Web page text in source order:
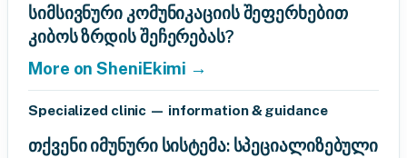
სიმსივნური კომუნიკაციის შეფერხებით
კიბოს ზრდის შეჩერებას?
More on SheniEkimi →
Specialized clinic — information & guidance
თქვენი იმუნური სისტემა: სპეციალიზებული